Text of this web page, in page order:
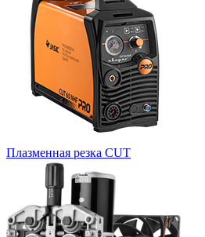
Плазменная резка CUT